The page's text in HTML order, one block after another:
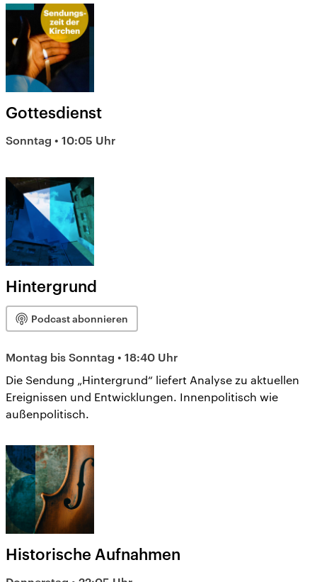
Gottesdienst
Sonntag • 10:05 Uhr
Hintergrund
Podcast abonnieren
Montag bis Sonntag • 18:40 Uhr
Die Sendung „Hintergrund“ liefert Analyse zu aktuellen
Ereignissen und Entwicklungen. Innenpolitisch wie
außenpolitisch.
Historische Aufnahmen